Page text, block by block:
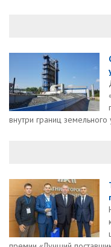
внутри границ земельного